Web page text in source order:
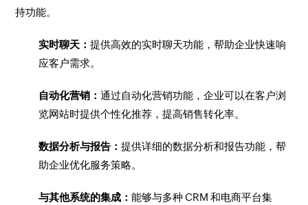
持功能。
实时聊天：提供高效的实时聊天功能，帮助企业快速响
应客户需求。
自动化营销：通过自动化营销功能，企业可以在客户浏
览网站时提供个性化推荐，提高销售转化率。
数据分析与报告：提供详细的数据分析和报告功能，帮
助企业优化服务策略。
与其他系统的集成：能够与多种 CRM 和电商平台集